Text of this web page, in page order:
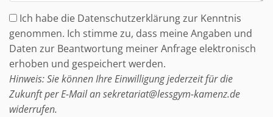
Ich habe die Datenschutzerklärung zur Kenntnis
genommen. Ich stimme zu, dass meine Angaben und
Daten zur Beantwortung meiner Anfrage elektronisch
erhoben und gespeichert werden.
Hinweis: Sie können Ihre Einwilligung jederzeit für die
Zukunft per E-Mail an sekretariat@lessgym-kamenz.de
widerrufen.